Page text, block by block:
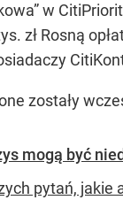
w
zł Rosną
zostały
mogą być
pytań, jakie